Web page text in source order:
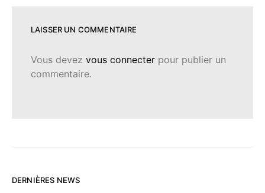
LAISSER UN COMMENTAIRE
Vous devez vous connecter pour publier un
commentaire.
DERNIÈRES NEWS